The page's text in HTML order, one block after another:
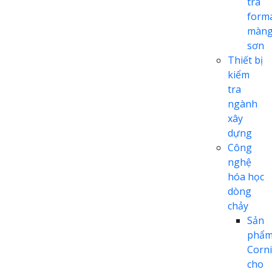
sơn
Thiết bị
kiểm
tra
ngành
xây
dựng
Công
nghệ
hóa học
dòng
chảy
Sản
cho